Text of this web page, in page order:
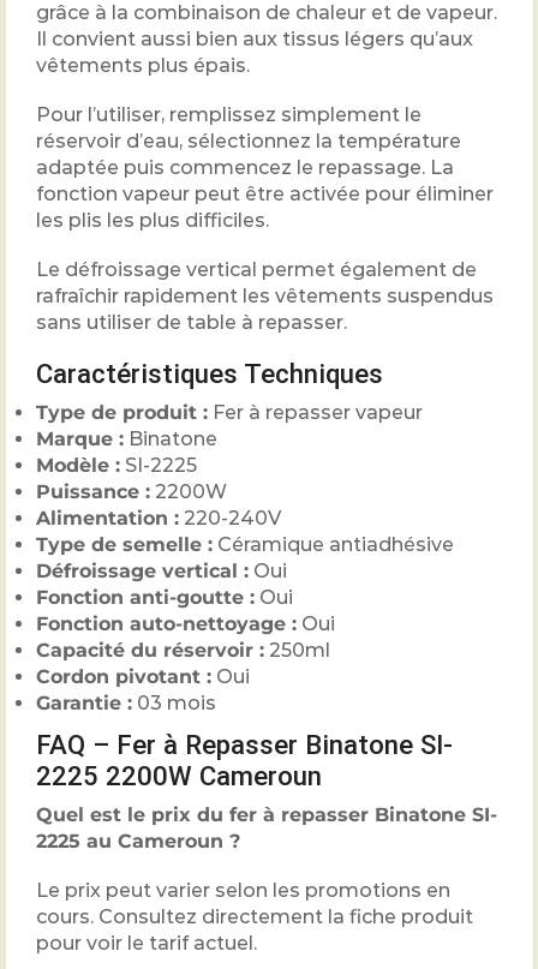
grâce à la combinaison de chaleur et de vapeur.
Il convient aussi bien aux tissus légers qu’aux
vêtements plus épais.
Pour l’utiliser, remplissez simplement le
réservoir d’eau, sélectionnez la température
adaptée puis commencez le repassage. La
fonction vapeur peut être activée pour éliminer
les plis les plus difficiles.
Le défroissage vertical permet également de
rafraîchir rapidement les vêtements suspendus
sans utiliser de table à repasser.
Caractéristiques Techniques
Type de produit : Fer à repasser vapeur
Marque : Binatone
Modèle : SI-2225
Puissance : 2200W
Alimentation : 220-240V
Type de semelle : Céramique antiadhésive
Défroissage vertical : Oui
Fonction anti-goutte : Oui
Fonction auto-nettoyage : Oui
Capacité du réservoir : 250ml
Cordon pivotant : Oui
Garantie : 03 mois
FAQ – Fer à Repasser Binatone SI-
2225 2200W Cameroun
Quel est le prix du fer à repasser Binatone SI-
2225 au Cameroun ?
Le prix peut varier selon les promotions en
cours. Consultez directement la fiche produit
pour voir le tarif actuel.